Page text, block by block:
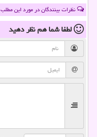
نظرات بینندگان در مورد این مطلب
لطفا شما همنظر دهید